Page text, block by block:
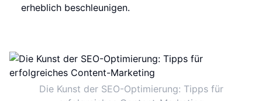
erheblich beschleunigen.
Die Kunst der SEO-Optimierung: Tipps für